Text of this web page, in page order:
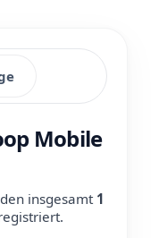
Mobile
insgesamt 1